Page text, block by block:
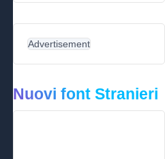
Advertisement
Nuovi font Stranieri